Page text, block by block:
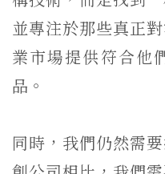
並專注於那些真正
業市場提供符合他
品。
同時，我們仍然需